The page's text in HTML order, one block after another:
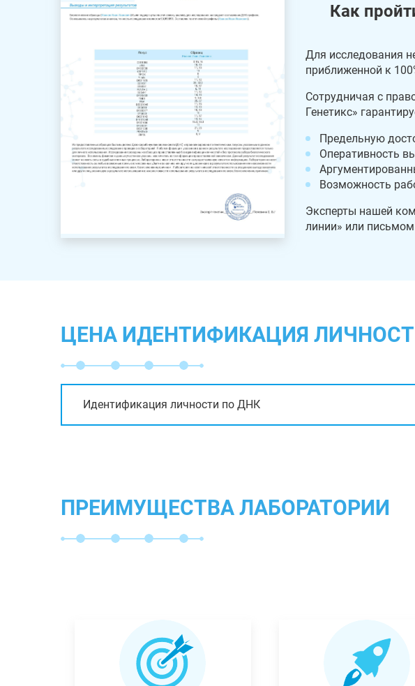
Как
Для исследования
приближенной к
Сотрудничая с
Генетикс»
Предельную
Оперативность
Возможность
Эксперты нашей
линии» или
ЦЕНА ИДЕНТИФИКАЦИЯ
Идентификация личности по ДНК
ПРЕИМУЩЕСТВА ЛАБОРАТОРИИ